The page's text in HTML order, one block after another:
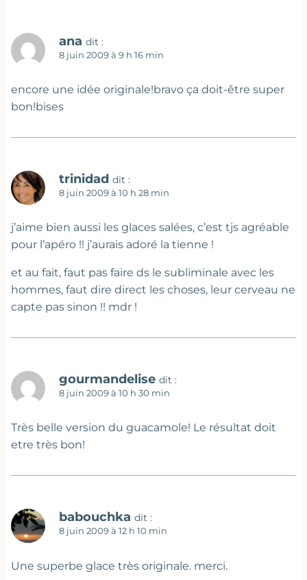
ana dit :
8 juin 2009 à 9 h 16 min
encore une idée originale!bravo ça doit-être super
bon!bises
trinidad dit :
8 juin 2009 à 10 h 28 min
j’aime bien aussi les glaces salées, c’est tjs agréable
pour l’apéro !! j’aurais adoré la tienne !
et au fait, faut pas faire ds le subliminale avec les
hommes, faut dire direct les choses, leur cerveau ne
capte pas sinon !! mdr !
gourmandelise dit :
8 juin 2009 à 10 h 30 min
Très belle version du guacamole! Le résultat doit
etre très bon!
babouchka dit :
8 juin 2009 à 12 h 10 min
Une superbe glace très originale. merci.